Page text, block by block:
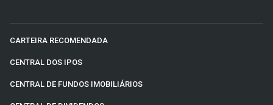
CARTEIRA RECOMENDADA
CENTRAL DOS IPOS
CENTRAL DE FUNDOS IMOBILIÁRIOS